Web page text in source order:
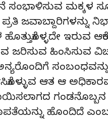
ಮಕ್ಕಳ
ಜವಾಬ್ದಾರಿಗಳನ್ನು
ಇರುವ
ಜರಿಸುವ ಹಿಂಸಿಸುವ
ಆತ ಆ
ಗಂಡನೊಬ್ಬನ
ಹೊಂದಿದೆ